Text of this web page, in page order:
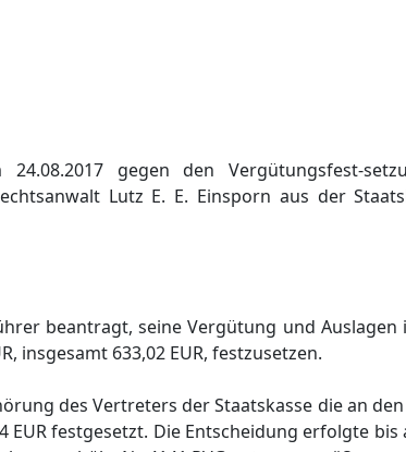
gegen den Vergütungsfest-
Lutz E. E. Einsporn aus der
beantragt, seine Vergütung und Auslagen
insgesamt 633,02 EUR, festzusetzen.
des Vertreters der Staatskasse die an
EUR festgesetzt. Die Entscheidung erfolgte